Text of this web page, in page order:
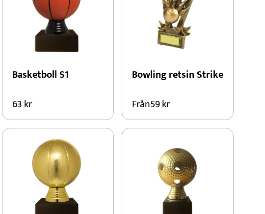
Basketboll S1
63kr
Bowling retsin Strike
Från59kr